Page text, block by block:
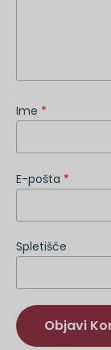
Ime *
E-pošta *
Spletišče